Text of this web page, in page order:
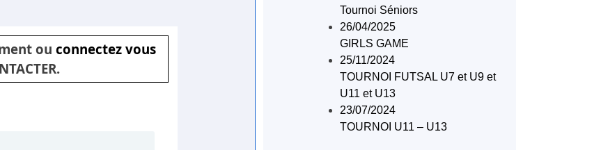
ou connectez vous
Tournoi Séniors
26/04/2025
GIRLS GAME
25/11/2024
TOURNOI FUTSAL U7 et U9 et
U11 et U13
23/07/2024
TOURNOI U11 – U13